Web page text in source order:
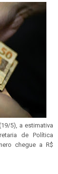
5), a estimativa
de Política
chegue a R$